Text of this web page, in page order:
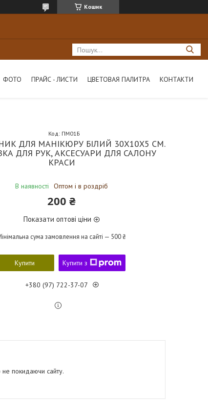
Кошик
ФОТО ПРАЙС - ЛИСТИ ЦВЕТОВАЯ ПАЛИТРА КОНТАКТИ
ДЛЯ МАНІКЮРУ БІЛИЙ 30Х10Х5 СМ.
ДЛЯ РУК, АКСЕСУАРИ ДЛЯ САЛОНУ
КРАСИ
В наявності Оптом і в роздріб
Код: ПМ01Б
200 ₴
Показати оптові ціни
сума замовлення на сайті — 500 ₴
Купити Купити з
+380 (97) 722-37-07
не покидаючи сайту.